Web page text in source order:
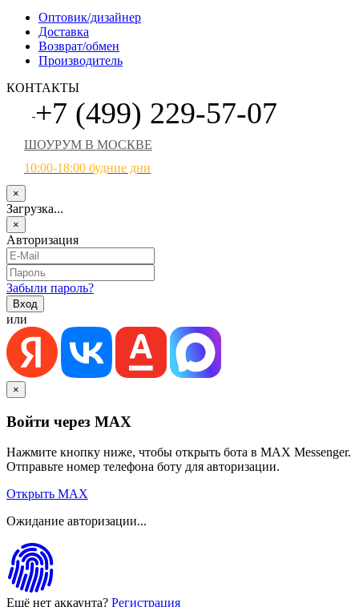
Оптовик/дизайнер
Доставка
Возврат/обмен
Производитель
КОНТАКТЫ
+7 (499) 229-57-07
ШОУРУМ В МОСКВЕ
10:00-18:00 будние дни
×
Загрузка...
×
Авторизация
Забыли пароль?
или
×
Войти через MAX
Нажмите кнопку ниже, чтобы открыть бота в MAX Messenger.
Отправьте номер телефона боту для авторизации.
Открыть MAX
Ожидание авторизации...
Ещё нет аккаунта? Регистрация